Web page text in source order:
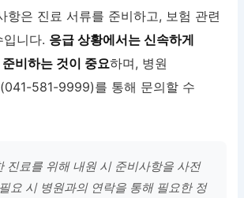
항은 진료 서류를 준비하고, 보험 관련
니다. 응급 상황에서는 신속하게
비하는 것이 중요하며, 병원
581-9999)를 통해 문의할 수
진료를 위해 내원 시 준비사항을 사전
요 시 병원과의 연락을 통해 필요한 정